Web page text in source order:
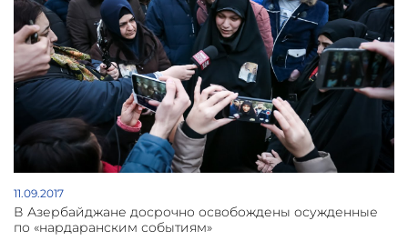
11.09.2017
В Азербайджане досрочно освобождены осужденные
по «нардаранским событиям»